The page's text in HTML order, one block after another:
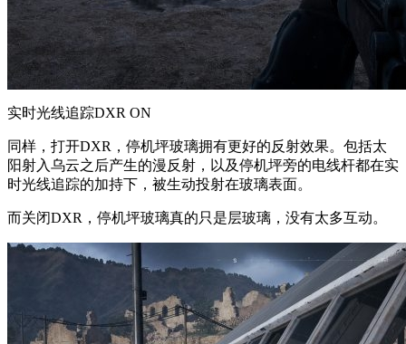
实时光线追踪DXR ON
同样，打开DXR，停机坪玻璃拥有更好的反射效果。包括太
阳射入乌云之后产生的漫反射，以及停机坪旁的电线杆都在实
时光线追踪的加持下，被生动投射在玻璃表面。
而关闭DXR，停机坪玻璃真的只是层玻璃，没有太多互动。